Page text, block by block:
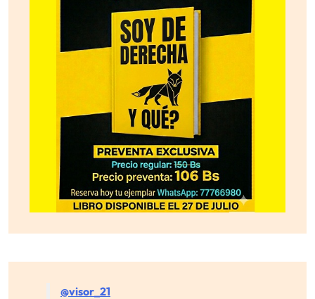
@visor_21